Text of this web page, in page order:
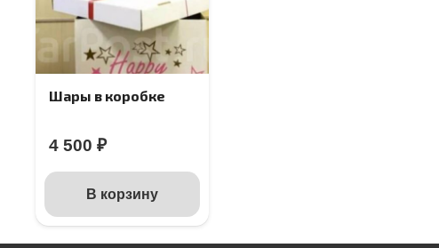
Шары в коробке
4 500 ₽
В корзину